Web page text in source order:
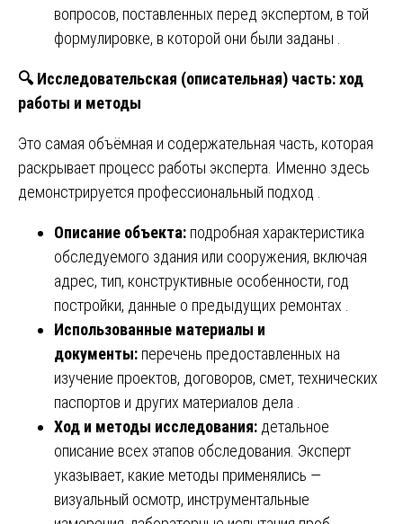
вопросов, поставленных перед экспертом, в той
формулировке, в которой они были заданы .
🔍Исследовательская (описательная) часть: ход
работы и методы
Это самая объёмная и содержательная часть, которая
раскрывает процесс работы эксперта. Именно здесь
демонстрируется профессиональный подход .
Описание объекта: подробная характеристика
обследуемого здания или сооружения, включая
адрес, тип, конструктивные особенности, год
постройки, данные о предыдущих ремонтах .
Использованные материалы и
документы: перечень предоставленных на
изучение проектов, договоров, смет, технических
паспортов и других материалов дела .
Ход и методы исследования: детальное
описание всех этапов обследования. Эксперт
указывает, какие методы применялись —
визуальный осмотр, инструментальные